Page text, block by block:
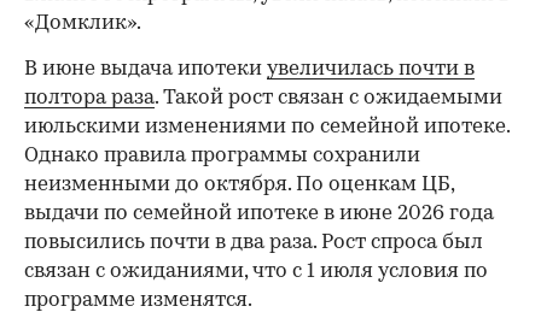
«Домклик».
В июне выдача ипотеки увеличилась почти в
полтора раза. Такой рост связан с ожидаемыми
июльскими изменениями по семейной ипотеке.
Однако правила программы сохранили
неизменными до октября. По оценкам ЦБ,
выдачи по семейной ипотеке в июне 2026 года
повысились почти в два раза. Рост спроса был
связан с ожиданиями, что с 1 июля условия по
программе изменятся.